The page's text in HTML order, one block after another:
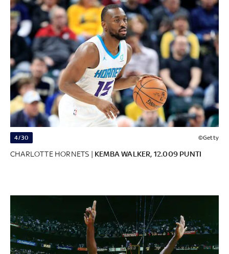
4/30 ©Getty
CHARLOTTE HORNETS | KEMBA WALKER, 12.009 PUNTI